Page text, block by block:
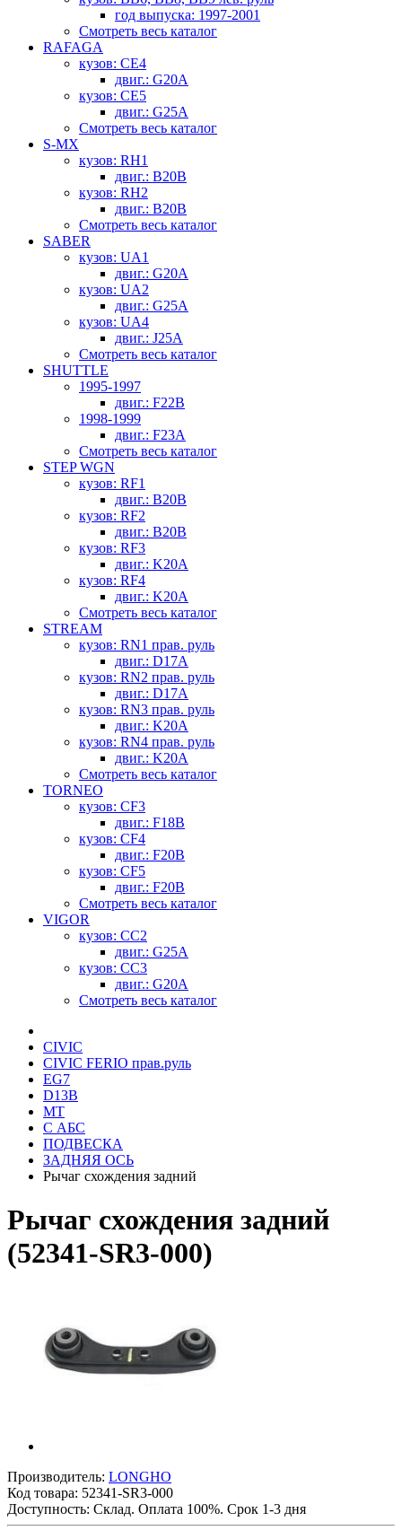
год выпуска: 1997-2001
Смотреть весь каталог
RAFAGA
кузов: CE4
двиг.: G20A
кузов: CE5
двиг.: G25A
Смотреть весь каталог
S-MX
кузов: RH1
двиг.: B20B
кузов: RH2
двиг.: B20B
Смотреть весь каталог
SABER
кузов: UA1
двиг.: G20A
кузов: UA2
двиг.: G25A
кузов: UA4
двиг.: J25A
Смотреть весь каталог
SHUTTLE
1995-1997
двиг.: F22B
1998-1999
двиг.: F23A
Смотреть весь каталог
STEP WGN
кузов: RF1
двиг.: B20B
кузов: RF2
двиг.: B20B
кузов: RF3
двиг.: K20A
кузов: RF4
двиг.: K20A
Смотреть весь каталог
STREAM
кузов: RN1 прав. руль
двиг.: D17A
кузов: RN2 прав. руль
двиг.: D17A
кузов: RN3 прав. руль
двиг.: K20A
кузов: RN4 прав. руль
двиг.: K20A
Смотреть весь каталог
TORNEO
кузов: CF3
двиг.: F18B
кузов: CF4
двиг.: F20B
кузов: CF5
двиг.: F20B
Смотреть весь каталог
VIGOR
кузов: CC2
двиг.: G25A
кузов: CC3
двиг.: G20A
Смотреть весь каталог
CIVIC
CIVIC FERIO прав.руль
EG7
D13B
MT
С АБС
ПОДВЕСКА
ЗАДНЯЯ ОСЬ
Рычаг схождения задний
Рычаг схождения задний
(52341-SR3-000)
Производитель: LONGHO
Код товара: 52341-SR3-000
Доступность: Склад. Оплата 100%. Срок 1-3 дня